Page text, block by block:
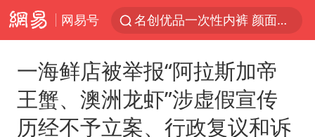
网易号
名创优品一次性内裤 颜面尽失
伊斯兰版北约来了吗
中国父女泰国骑摩托车坠崖1死1伤
一海鲜店被举报“阿拉斯加帝
王蟹、澳洲龙虾”涉虚假宣传
历经不予立案、行政复议和诉